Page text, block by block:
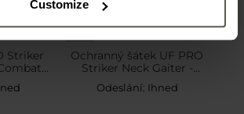
Customize
Striker
-
Ochranný šátek UF PRO
Striker Neck Gaiter -
Black
Odeslání: Ihned